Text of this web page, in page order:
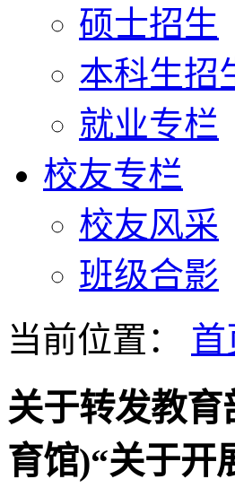
硕士招生
本科生招
就业专栏
校友专栏
校友风采
班级合影
当前位置： 首
关于转发教
育馆)“关于开